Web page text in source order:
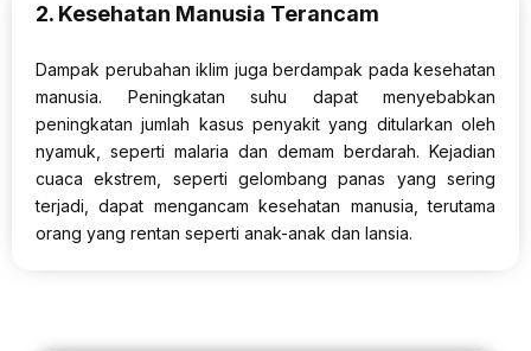
2. Kesehatan Manusia Terancam
Dampak perubahan iklim juga berdampak pada kesehatan
manusia. Peningkatan suhu dapat menyebabkan
peningkatan jumlah kasus penyakit yang ditularkan oleh
nyamuk, seperti malaria dan demam berdarah. Kejadian
cuaca ekstrem, seperti gelombang panas yang sering
terjadi, dapat mengancam kesehatan manusia, terutama
orang yang rentan seperti anak-anak dan lansia.